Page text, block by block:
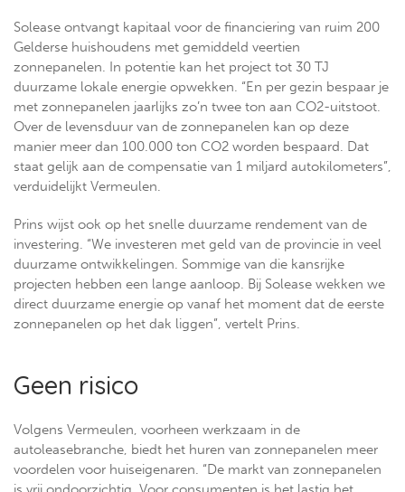
Solease ontvangt kapitaal voor de financiering van ruim 200
Gelderse huishoudens met gemiddeld veertien
zonnepanelen. In potentie kan het project tot 30 TJ
duurzame lokale energie opwekken. “En per gezin bespaar je
met zonnepanelen jaarlijks zo’n twee ton aan CO2-uitstoot.
Over de levensduur van de zonnepanelen kan op deze
manier meer dan 100.000 ton CO2 worden bespaard. Dat
staat gelijk aan de compensatie van 1 miljard autokilometers”,
verduidelijkt Vermeulen.
Prins wijst ook op het snelle duurzame rendement van de
investering. “We investeren met geld van de provincie in veel
duurzame ontwikkelingen. Sommige van die kansrijke
projecten hebben een lange aanloop. Bij Solease wekken we
direct duurzame energie op vanaf het moment dat de eerste
zonnepanelen op het dak liggen”, vertelt Prins.
Geen risico
Volgens Vermeulen, voorheen werkzaam in de
autoleasebranche, biedt het huren van zonnepanelen meer
voordelen voor huiseigenaren. “De markt van zonnepanelen